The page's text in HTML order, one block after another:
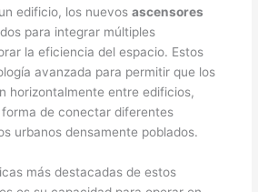
edificio, los nuevosascensores
para integrar múltiples
la eficiencia del espacio. Estos
avanzada para permitir que los
horizontalmente entre edificios,
de conectar diferentes
urbanos densamente poblados.
más destacadas de estos